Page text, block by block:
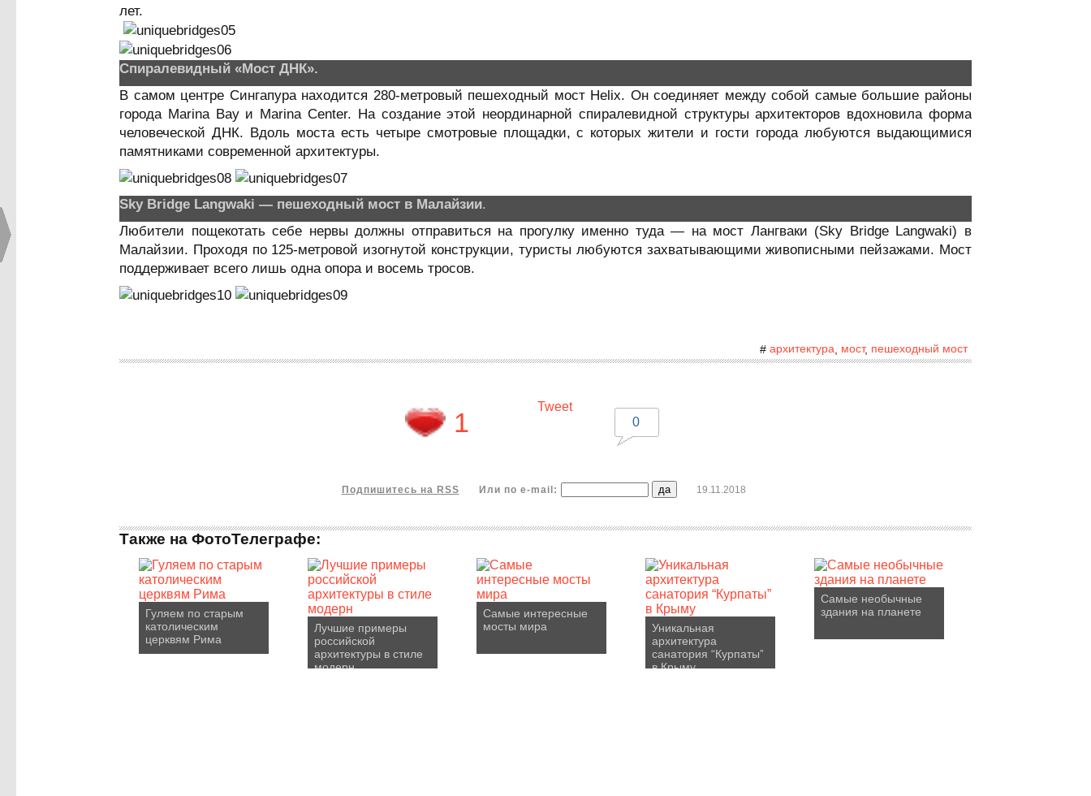
лет.
Спиралевидный «Мост ДНК».
В самом центре Сингапура находится 280-метровый пешеходный мост Helix. Он соединяет между собой самые большие районы
города Marina Bay и Marina Center. На создание этой неординарной спиралевидной структуры архитекторов вдохновила форма
человеческой ДНК. Вдоль моста есть четыре смотровые площадки, с которых жители и гости города любуются выдающимися
памятниками современной архитектуры.
Sky Bridge Langwaki — пешеходный мост в Малайзии.
Любители пощекотать себе нервы должны отправиться на прогулку именно туда — на мост Лангваки (Sky Bridge Langwaki) в
Малайзии. Проходя по 125-метровой изогнутой конструкции, туристы любуются захватывающими живописными пейзажами. Мост
поддерживает всего лишь одна опора и восемь тросов.
# архитектура мост, пешеходный мост
1
Tweet
0
Подпишитесь на RSS Или по e-mail: 19.11.2018
Также на ФотоТелеграфе:
Гуляем по старым
католическим
церквям Рима
Лучшие примеры
российской
архитектуры в стиле
модерн
Самые интересные
мосты мира
Уникальная
архитектура
санатория “Курпаты”
в Крыму
Самые необычные
здания на планете